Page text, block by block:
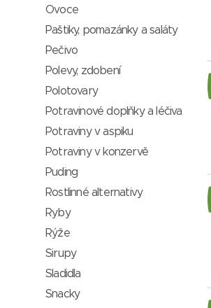
Ovoce
Paštiky, pomazánky a saláty
Pečivo
Polevy, zdobení
Polotovary
Potravinové doplňky a léčiva
Potraviny v aspiku
Potraviny v konzervě
Puding
Rostlinné alternativy
Ryby
Rýže
Sirupy
Sladidla
Snacky